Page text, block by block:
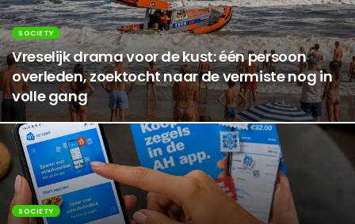
SOCIETY
Vreselijk drama voor de kust: één persoon
overleden, zoektocht naar de vermiste nog in
volle gang
SOCIETY